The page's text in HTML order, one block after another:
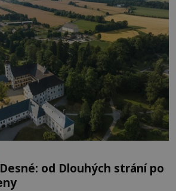
od Dlouhých strání po